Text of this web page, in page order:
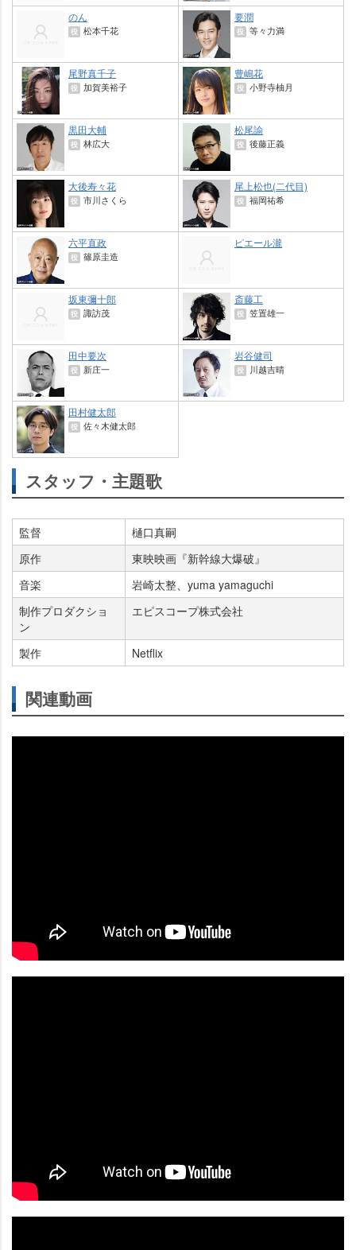
のん
役 松本千花
要潤
役 等々力満
尾野真千子
役 加賀美裕子
豊嶋花
役 小野寺柚月
黒田大輔
役 林広大
松尾諭
役 後藤正義
大後寿々花
役 市川さくら
尾上松也(二代目)
役 福岡祐希
六平直政
役 篠原圭造
ピエール瀧
坂東彌十郎
役 諏訪茂
斎藤工
役 笠置雄一
田中要次
役 新庄一
谷健司
役 川越吉晴
田村健太郎
役 佐々木健太郎
スタッフ・主題歌
監督
樋口真嗣
原作
東映映画『新幹線大爆破』
音楽
崎太整、yuma yamaguchi
制作プロダクショ
ン
エピスコープ株式会社
製作 Netflix
関連動画